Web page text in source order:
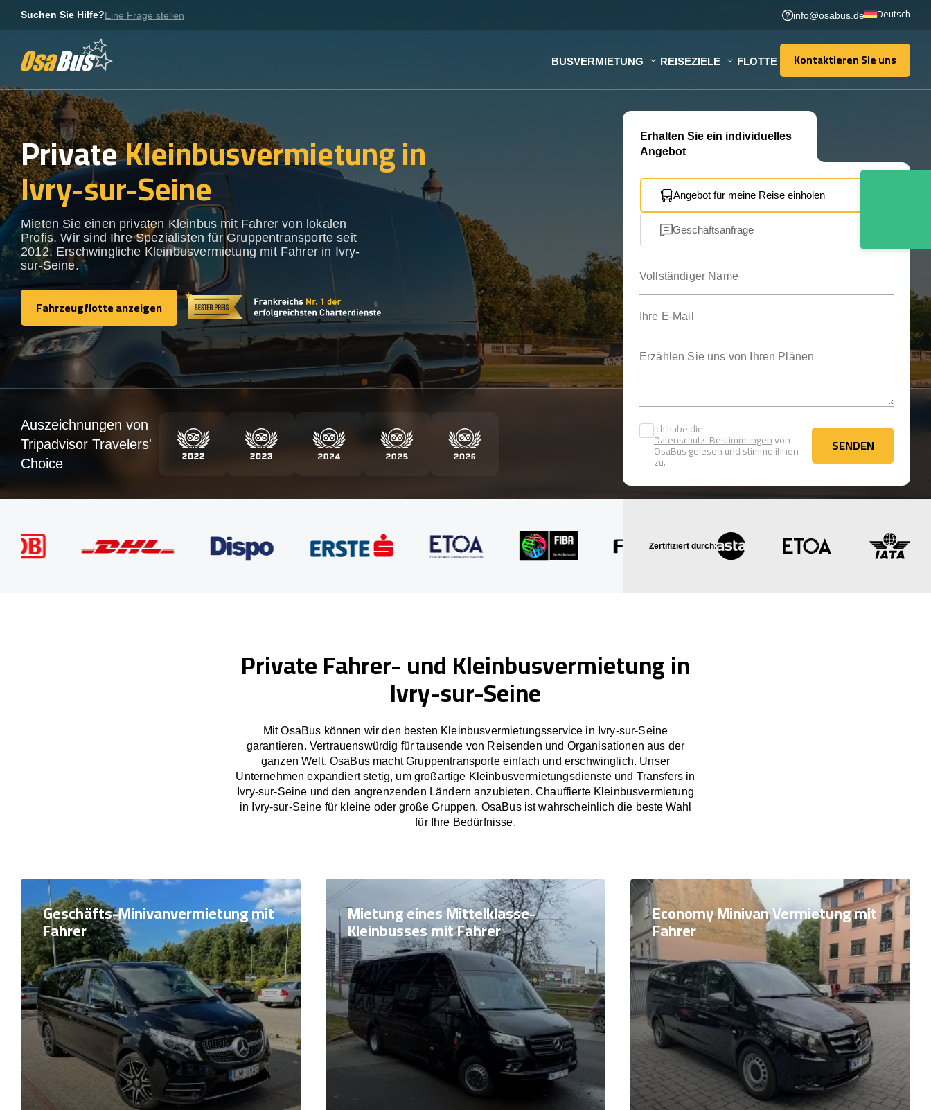
Suchen Sie Hilfe?Eine Frage stellen info@osabus.de Deutsch
BUSVERMIETUNG REISEZIELE FLOTTE Kontaktieren Sie uns
Kontaktieren Sie uns
PrivateKleinbusvermietung in
Ivry-sur-Seine
Mieten Sie einen privaten Kleinbus mit Fahrer von lokalen
Profis. Wir sind Ihre Spezialisten für Gruppentransporte seit
2012. Erschwingliche Kleinbusvermietung mit Fahrer in Ivry-
sur-Seine.
Fahrzeugflotte anzeigen
Fahrzeugflotte anzeigen
Erhalten Sie ein individuelles
Angebot
Angebot für meine Reise einholen
Geschäftsanfrage
Ich habe die
Datenschutz-Bestimmungenvon
OsaBus gelesen und stimme ihnen
zu.
SENDEN
SENDEN
Auszeichnungen von
Tripadvisor Travelers'
Choice
Zertifiziert durch:
Private Fahrer- und Kleinbusvermietung in
Ivry-sur-Seine
Mit OsaBus können wir den besten Kleinbusvermietungsservice in Ivry-sur-Seine
garantieren. Vertrauenswürdig für tausende von Reisenden und Organisationen aus der
ganzen Welt. OsaBus macht Gruppentransporte einfach und erschwinglich. Unser
Unternehmen expandiert stetig, um großartige Kleinbusvermietungsdienste und Transfers in
Ivry-sur-Seine und den angrenzenden Ländern anzubieten. Chauffierte Kleinbusvermietung
in Ivry-sur-Seine für kleine oder große Gruppen. OsaBus ist wahrscheinlich die beste Wahl
für Ihre Bedürfnisse.
Geschäfts-Minivanvermietung mit
Fahrer
Mietung eines Mittelklasse-
Kleinbusses mit Fahrer
Economy Minivan Vermietung mit
Fahrer